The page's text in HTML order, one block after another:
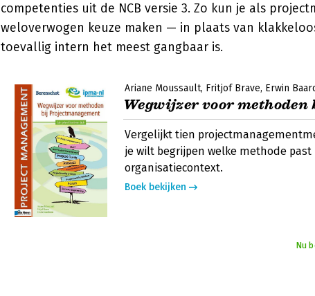
competenties uit de NCB versie 3. Zo kun je als
weloverwogen keuze maken — in plaats van
toevallig intern het meest gangbaar is.
Ariane Moussault Fritjof Brave Erwin
Wegwijzer voor
Vergelijkt tien
je wilt begrijpen welke methode past
organisatiecontext.
Boek bekijken
Nu